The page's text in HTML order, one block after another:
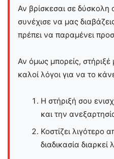
Αν βρίσκεσαι σε δύσκολη
συνέχισε να μας
πρέπει να παραμένει
Αν όμως μπορείς,
καλοί λόγοι για να το
Η στήριξή σου
και την
Κοστίζει λιγότερο
διαδικασία διαρκεί